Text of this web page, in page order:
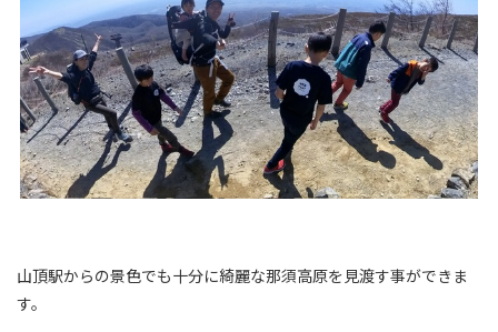
山頂駅からの景色でも十分に綺麗な那須高原を見渡す事ができま
す。